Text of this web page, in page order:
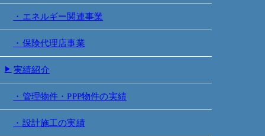
エネルギー関連事業
保険代理店事業
実績紹介
管理物件・PPP物件の実績
設計施工の実績